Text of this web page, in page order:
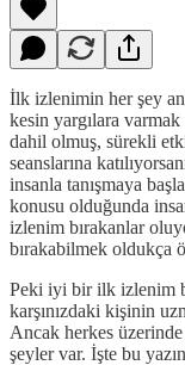
İlk izlenimin her şey
kesin yargılara
dahil olmuş, sürekli
seanslarına
insanla tanışmaya
konusu olduğunda
izlenim bırakanlar
bırakabilmek oldukça
Peki iyi bir ilk izlenim
karşınızdaki kişinin
Ancak herkes
şeyler var. İşte bu